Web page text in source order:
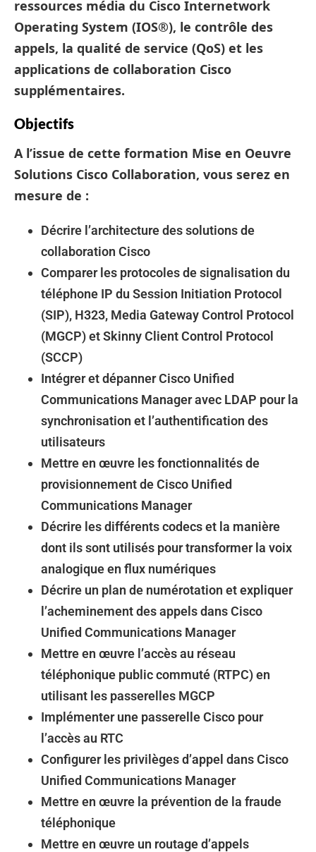
ressources média du Cisco Internetwork
Operating System (IOS®), le contrôle des
appels, la qualité de service (QoS) et les
applications de collaboration Cisco
supplémentaires.
Objectifs
A l’issue de cette formation Mise en Oeuvre
Solutions Cisco Collaboration, vous serez en
mesure de :
Décrire l’architecture des solutions de
collaboration Cisco
Comparer les protocoles de signalisation du
téléphone IP du Session Initiation Protocol
(SIP), H323, Media Gateway Control Protocol
(MGCP) et Skinny Client Control Protocol
(SCCP)
Intégrer et dépanner Cisco Unified
Communications Manager avec LDAP pour la
synchronisation et l’authentification des
utilisateurs
Mettre en œuvre les fonctionnalités de
provisionnement de Cisco Unified
Communications Manager
Décrire les différents codecs et la manière
dont ils sont utilisés pour transformer la voix
analogique en flux numériques
Décrire un plan de numérotation et expliquer
l’acheminement des appels dans Cisco
Unified Communications Manager
Mettre en œuvre l’accès au réseau
téléphonique public commuté (RTPC) en
utilisant les passerelles MGCP
Implémenter une passerelle Cisco pour
l’accès au RTC
Configurer les privilèges d’appel dans Cisco
Unified Communications Manager
Mettre en œuvre la prévention de la fraude
téléphonique
Mettre en œuvre un routage d’appels